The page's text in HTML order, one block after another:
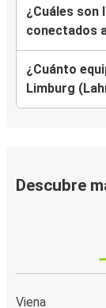
¿Cuáles son
conectados
¿Cuánto
Limburg
Descubre
Viena